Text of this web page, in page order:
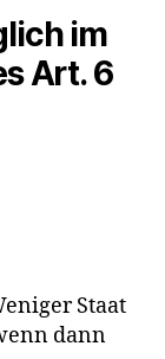
im
Art. 6
Staat
dann